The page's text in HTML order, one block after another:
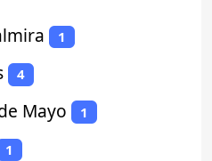
1
4
Mayo 1
1